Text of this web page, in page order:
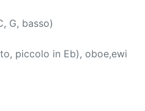
G, basso)
piccolo in Eb), oboe,ewi